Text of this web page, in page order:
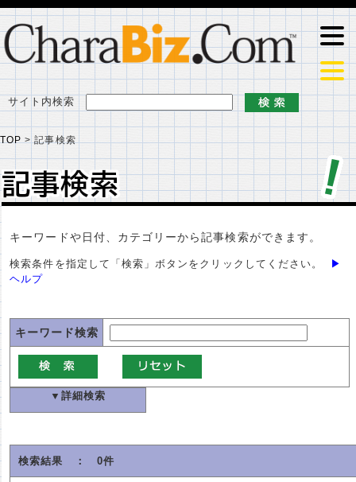
サイト内検索
TOP >記事検索
記事検索
記事検索
キーワードや日付、カテゴリーから記事検索ができます。
検索条件を指定して「検索」ボタンをクリックしてください。
▶
ヘルプ
キーワード検索
▼詳細検索
検索結果 ： 0件